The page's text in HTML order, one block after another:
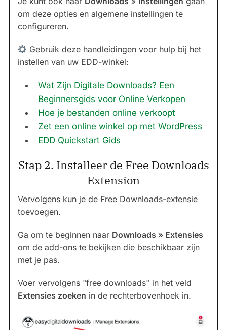
om deze opties en algemene instellingen te
configureren.
Gebruik deze handleidingen voor hulp bij het
instellen van uw EDD-winkel:
Wat Zijn Digitale Downloads? Een
Beginnersgids voor Online Verkopen
Hoe je bestanden online verkoopt
Zet een online winkel op met WordPress
EDD Quickstart Gids
Stap 2. Installeer de Free Downloads
Extension
Vervolgens kun je de Free Downloads-extensie
toevoegen.
Ga om te beginnen naar Downloads » Extensies
om de add-ons te bekijken die beschikbaar zijn
met je pas.
Voer vervolgens "free downloads" in het veld
Extensies zoeken in de rechterbovenhoek in.